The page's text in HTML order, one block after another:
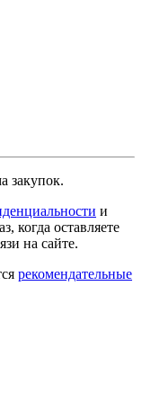
закупок.
и
когда оставляете
на сайте.
рекомендательные